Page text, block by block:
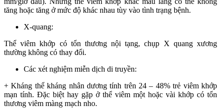
tăng hoặc tăng ở mức độ khác nhau tùy vào tình trạng bệnh.
X-quang:
Thể viêm khớp có tổn thương nội tạng, chụp X quang xương
thường không có thay đổi.
Các xét nghiệm miễn dịch di truyền:
+ Kháng thể kháng nhân dương tính trên 24 – 48% trẻ viêm khớp
mạn tính. Đặc biệt hay gặp ở thể viêm một hoặc vài khớp có tổn
thương viêm màng mạch nho.